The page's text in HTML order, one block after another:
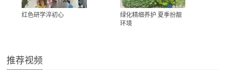
红色研学淬初心
绿化精细养护 夏季扮靓
环境
推荐视频